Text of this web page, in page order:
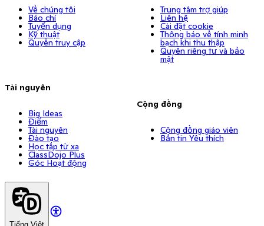
Về chúng tôi
Báo chí
Tuyển dụng
Kỹ thuật
Quyền truy cập
Tài nguyên
Big Ideas
Điểm
Tài nguyên
Đào tạo
Học tập từ xa
ClassDojo Plus
Góc Hoạt động
Trung tâm trợ giúp
Liên hệ
Cài đặt cookie
Thông báo về tính minh
bạch khi thu thập
Quyền riêng tư và bảo
mật
Cộng đồng
Cộng đồng giáo viên
Bản tin Yêu thích